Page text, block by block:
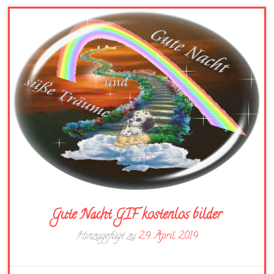
Gute Nacht GIF kostenlos bilder
Hinzugefügt zu29. April 2019